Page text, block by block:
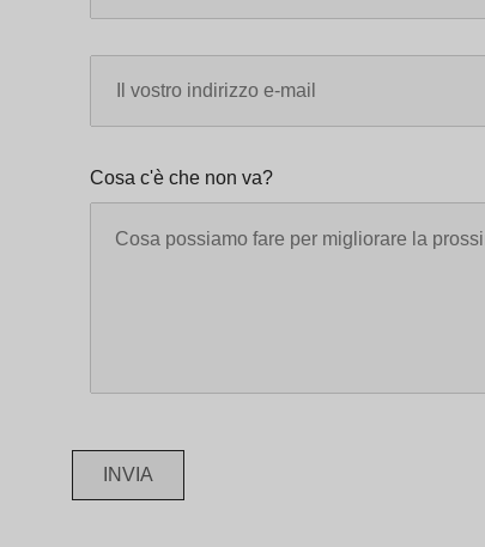
Cosa c'è che non va?
INVIA